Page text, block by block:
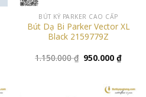
BÚT KÝ PARKER CAO CẤP
Bút Dạ Bi Parker Vector XL
Black 2159779Z
1.150.000₫ Giá
gốc
950.000₫Giá